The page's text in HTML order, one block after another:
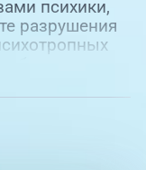
психики,
разрушения